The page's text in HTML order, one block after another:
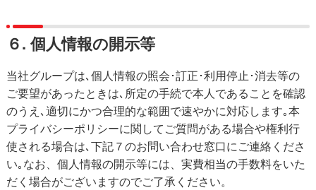
６. 個人情報の開示等
当社グループは､個人情報の照会･訂正･利用停止･消去等の
ご要望があったときは､所定の手続で本人であることを確認
のうえ､適切にかつ合理的な範囲で速やかに対応します｡本
プライバシーポリシーに関してご質問がある場合や権利行
使される場合は､下記７のお問い合わせ窓口にご連絡くださ
い｡なお、個人情報の開示等には、実費相当の手数料をいた
だく場合がございますのでご了承ください。